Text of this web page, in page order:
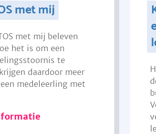
met mij
met mij beleven
het is om een
te
daardoor meer
medeleerling met